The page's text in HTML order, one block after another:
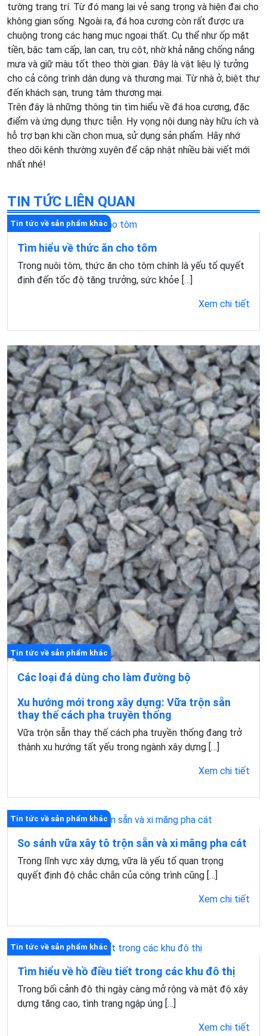
tường trang trí. Từ đó mang lại vẻ sang trọng và hiện đại cho
không gian sống. Ngoài ra, đá hoa cương còn rất được ưa
chuộng trong các hạng mục ngoại thất. Cụ thể như ốp mặt
tiền, bậc tam cấp, lan can, trụ cột, nhờ khả năng chống nắng
mưa và giữ màu tốt theo thời gian. Đây là vật liệu lý tưởng
cho cả công trình dân dụng và thương mại. Từ nhà ở, biệt thự
đến khách sạn, trung tâm thương mại.
Trên đây là những thông tin tìm hiểu về đá hoa cương, đặc
điểm và ứng dụng thực tiễn. Hy vọng nội dung này hữu ích và
hỗ trợ bạn khi cần chọn mua, sử dụng sản phẩm. Hãy nhớ
theo dõi kênh thường xuyên để cập nhật nhiều bài viết mới
nhất nhé!
TIN TỨC LIÊN QUAN
Tin tức về sản phẩm khác
Tìm hiểu về thức ăn cho tôm
Trong nuôi tôm, thức ăn cho tôm chính là yếu tố quyết
định đến tốc độ tăng trưởng, sức khỏe […]
Xem chi tiết
Tin tức về sản phẩm khác
Các loại đá dùng cho làm đường bộ
Trong các công trình giao thông, vật liệu làm đường
chính là yếu tố quyết định độ bền và khả […]
Xem chi tiết
Tin tức về sản phẩm khác
Xu hướng mới trong xây dựng: Vữa trộn sẵn
thay thế cách pha truyền thống
Vữa trộn sẵn thay thế cách pha truyền thống đang trở
thành xu hướng tất yếu trong ngành xây dựng […]
Xem chi tiết
Tin tức về sản phẩm khác
So sánh vữa xây tô trộn sẵn và xi măng pha cát
Trong lĩnh vực xây dựng, vữa là yếu tố quan trọng
quyết định độ chắc chắn của công trình cũng […]
Xem chi tiết
Tin tức về sản phẩm khác
Tìm hiểu về hồ điều tiết trong các khu đô thị
Trong bối cảnh đô thị ngày càng mở rộng và mật độ xây
dựng tăng cao, tình trạng ngập úng […]
Xem chi tiết